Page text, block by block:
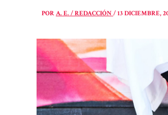
PORA. E. / REDACCIÓN/13 DICIEMBRE,